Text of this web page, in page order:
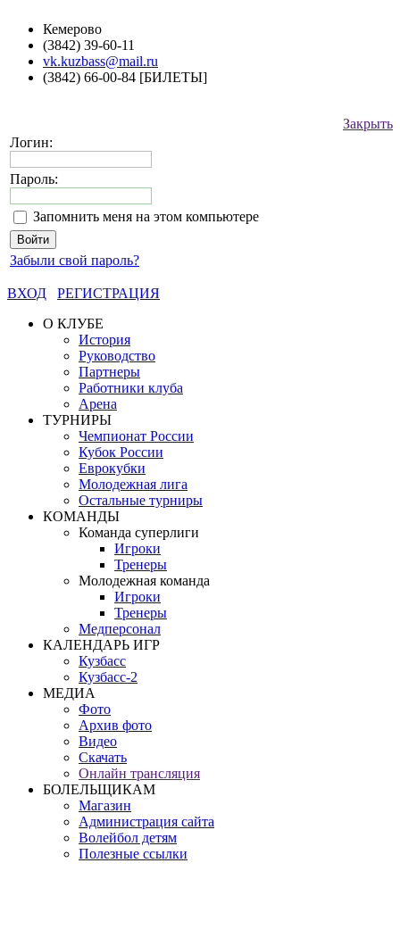
Кемерово
(3842) 39-60-11
vk.kuzbass@mail.ru
(3842) 66-00-84 [БИЛЕТЫ]
Закрыть
Логин:
Пароль:
Запомнить меня на этом компьютере
Забыли свой пароль?
ВХОД
РЕГИСТРАЦИЯ
О КЛУБЕ
История
Руководство
Партнеры
Работники клуба
Арена
ТУРНИРЫ
Чемпионат России
Кубок России
Еврокубки
Молодежная лига
Остальные турниры
КОМАНДЫ
Команда суперлиги
Игроки
Тренеры
Молодежная команда
Игроки
Тренеры
Медперсонал
КАЛЕНДАРЬ ИГР
Кузбасс
Кузбасс-2
МЕДИА
Фото
Архив фото
Видео
Скачать
Онлайн трансляция
БОЛЕЛЬЩИКАМ
Магазин
Администрация сайта
Волейбол детям
Полезные ссылки